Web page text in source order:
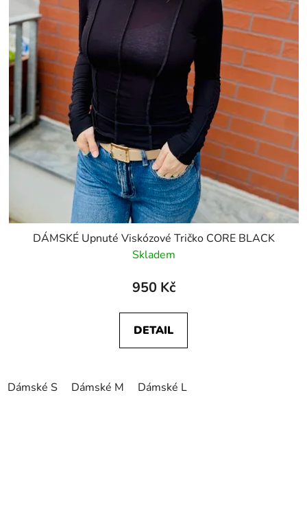
DÁMSKÉ Upnuté Viskózové Tričko CORE BLACK
Skladem
950 Kč
DETAIL
Dámské S Dámské M Dámské L